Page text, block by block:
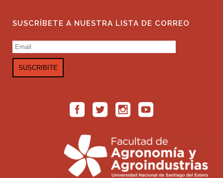
SUSCRÍBETE A NUESTRA LISTA DE CORREO